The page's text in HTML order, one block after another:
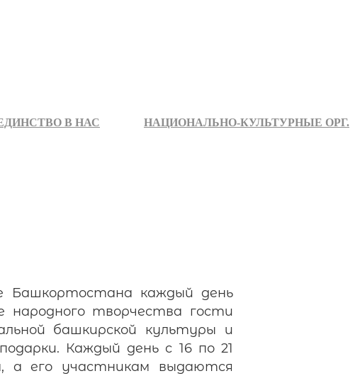
В НАС НАЦИОНАЛЬНО-КУЛЬТУРНЫЕ ОРГ.
Башкортостана каждый день
народного творчества гости
башкирской культуры и
Каждый день с 16 по 21
а его участникам выдаются